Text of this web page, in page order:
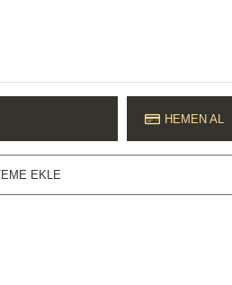
HEMEN AL
EKLE